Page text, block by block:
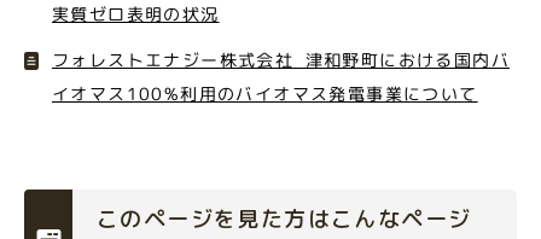
実質ゼロ表明の状況
フォレストエナジー株式会社_津和野町における国内バ
イオマス100%利用のバイオマス発電事業について
このページを見た方はこんなページ